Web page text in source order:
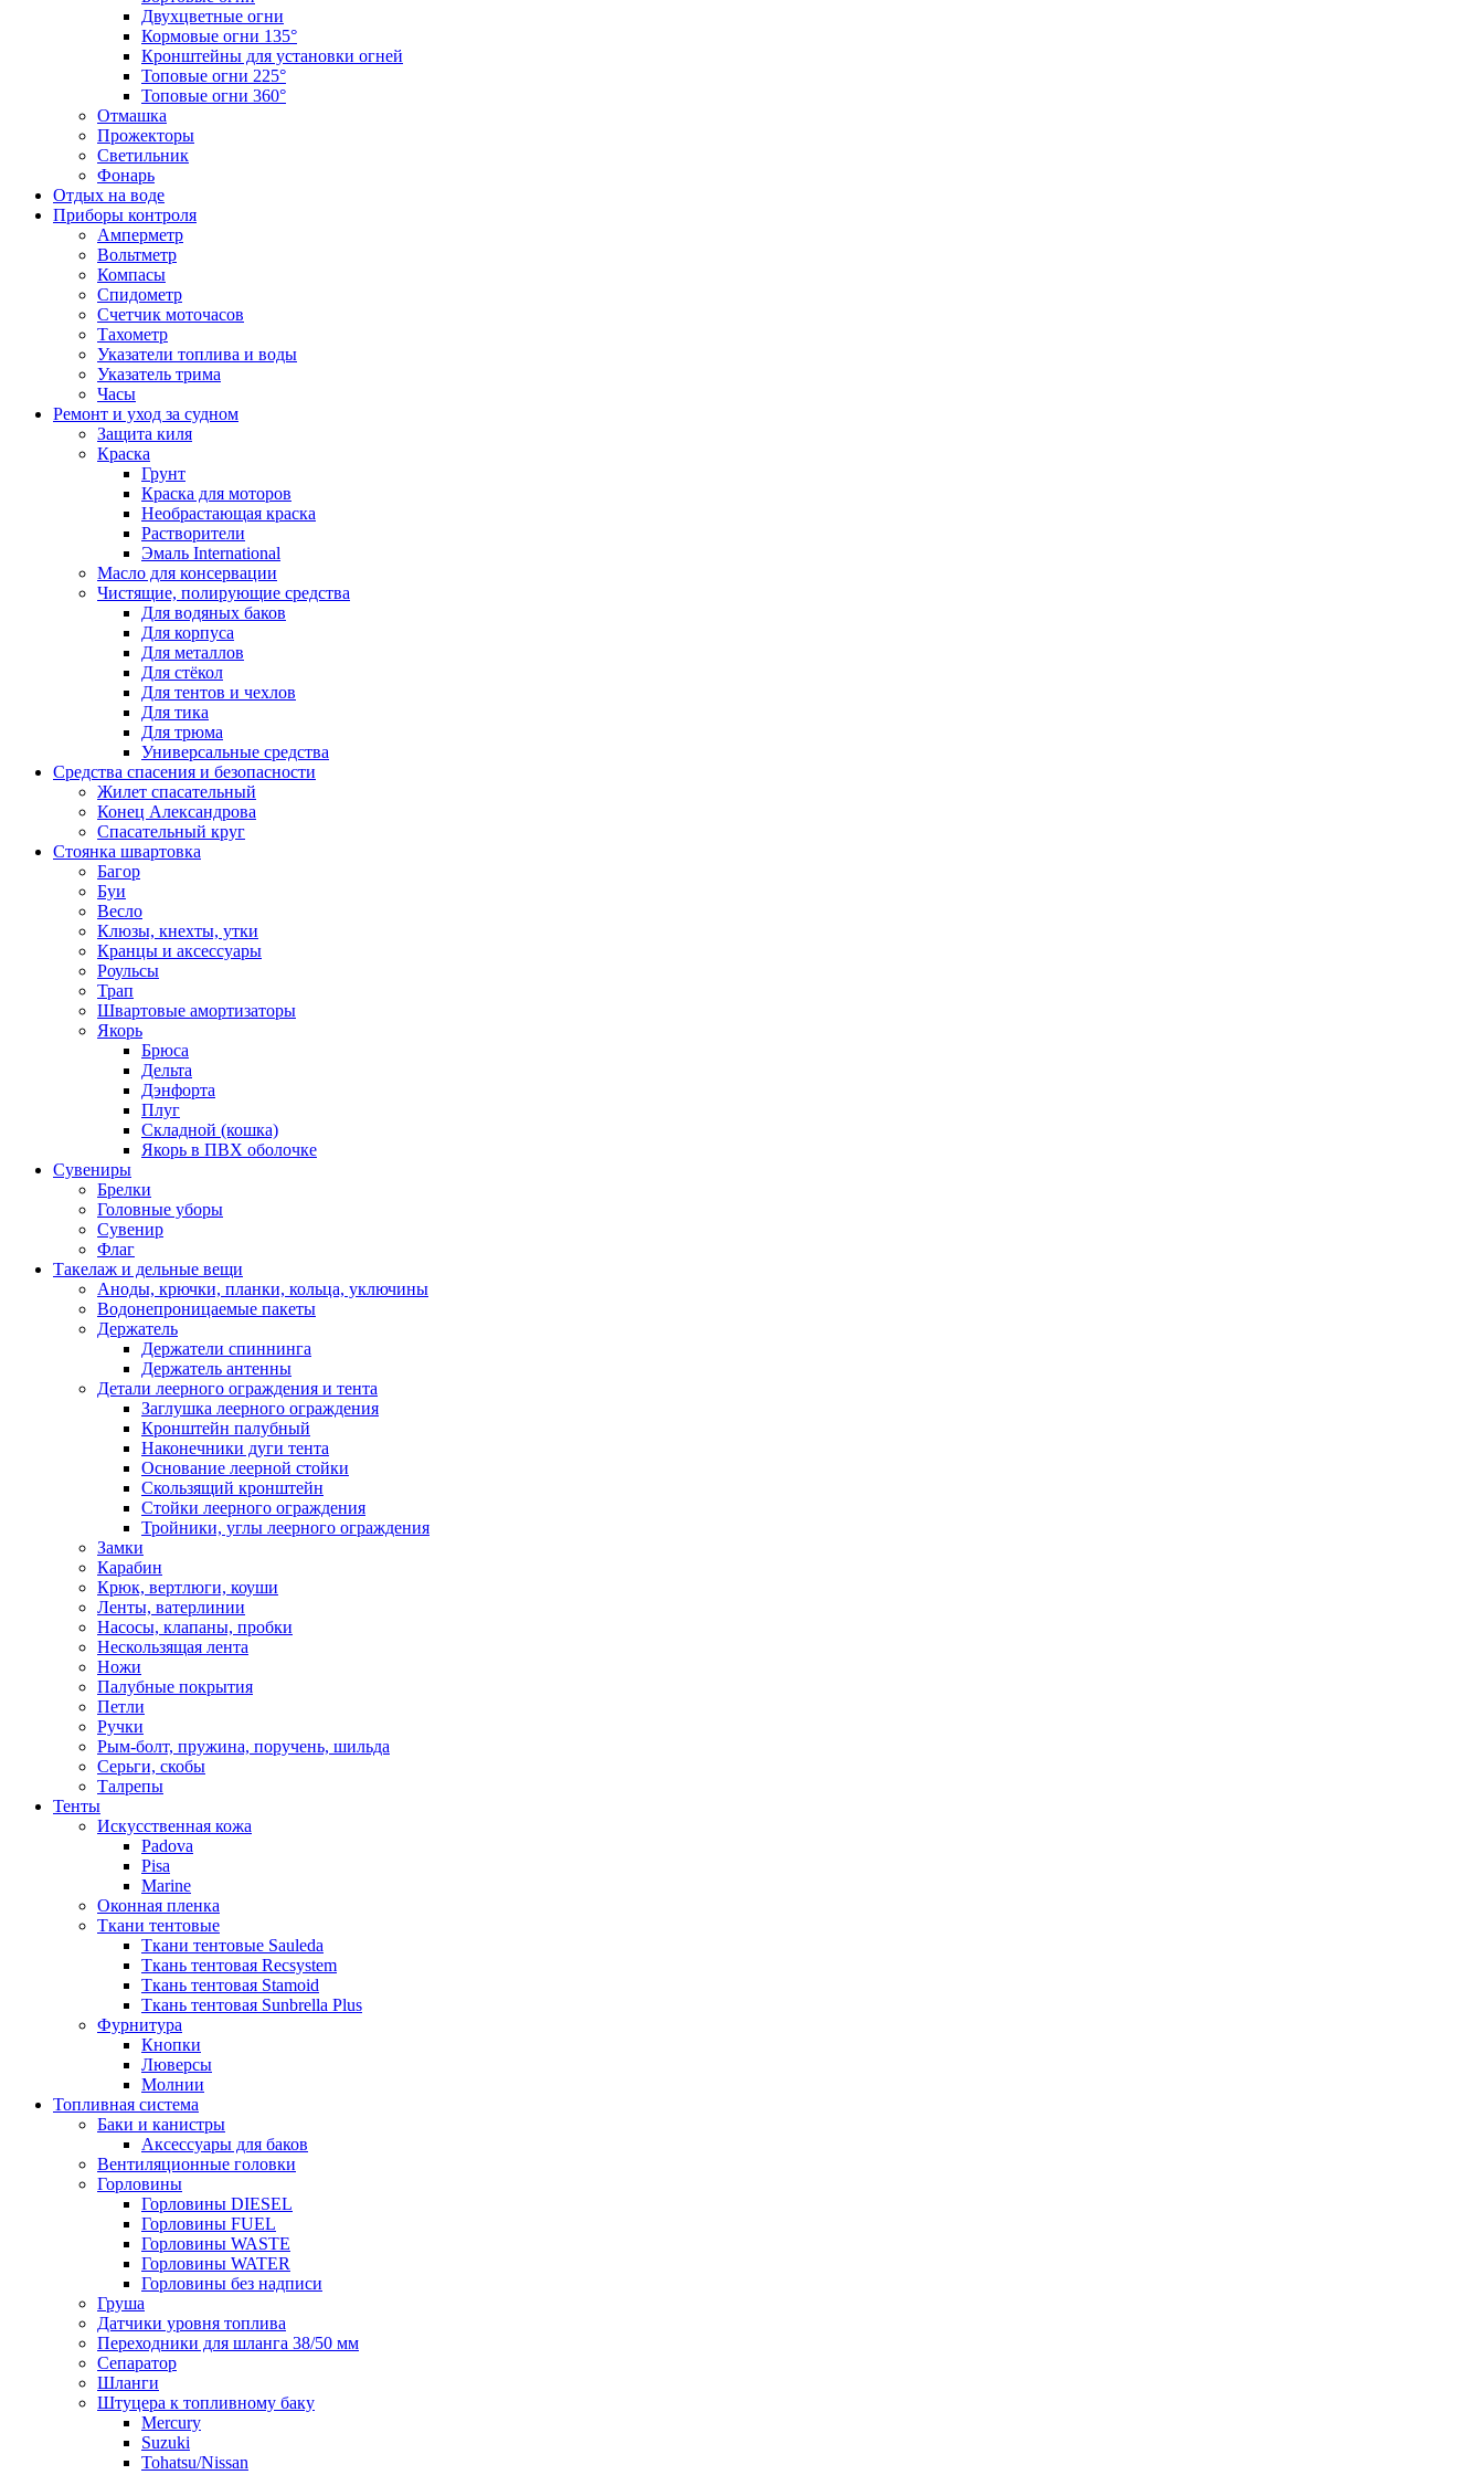
Двухцветные огни
Кормовые огни 135°
Кронштейны для установки огней
Топовые огни 225°
Топовые огни 360°
Отмашка
Прожекторы
Светильник
Фонарь
Отдых на воде
Приборы контроля
Амперметр
Вольтметр
Компасы
Спидометр
Счетчик моточасов
Тахометр
Указатели топлива и воды
Указатель трима
Часы
Ремонт и уход за судном
Защита киля
Краска
Грунт
Краска для моторов
Необрастающая краска
Растворители
Эмаль International
Масло для консервации
Чистящие, полирующие средства
Для водяных баков
Для корпуса
Для металлов
Для стёкол
Для тентов и чехлов
Для тика
Для трюма
Универсальные средства
Средства спасения и безопасности
Жилет спасательный
Конец Александрова
Спасательный круг
Стоянка швартовка
Багор
Буи
Весло
Клюзы, кнехты, утки
Кранцы и аксессуары
Роульсы
Трап
Швартовые амортизаторы
Якорь
Брюса
Дельта
Дэнфорта
Плуг
Складной (кошка)
Якорь в ПВХ оболочке
Сувениры
Брелки
Головные уборы
Сувенир
Флаг
Такелаж и дельные вещи
Аноды, крючки, планки, кольца, уключины
Водонепроницаемые пакеты
Держатель
Держатели спиннинга
Держатель антенны
Детали леерного ограждения и тента
Заглушка леерного ограждения
Кронштейн палубный
Наконечники дуги тента
Основание леерной стойки
Скользящий кронштейн
Стойки леерного ограждения
Тройники, углы леерного ограждения
Замки
Карабин
Крюк, вертлюги, коуши
Ленты, ватерлинии
Насосы, клапаны, пробки
Нескользящая лента
Ножи
Палубные покрытия
Петли
Ручки
Рым-болт, пружина, поручень, шильда
Серьги, скобы
Талрепы
Тенты
Искусственная кожа
Padova
Pisa
Marine
Оконная пленка
Ткани тентовые
Ткани тентовые Sauleda
Ткань тентовая Recsystem
Ткань тентовая Stamoid
Ткань тентовая Sunbrella Plus
Фурнитура
Кнопки
Люверсы
Молнии
Топливная система
Баки и канистры
Аксессуары для баков
Вентиляционные головки
Горловины
Горловины DIESEL
Горловины FUEL
Горловины WASTE
Горловины WATER
Горловины без надписи
Груша
Датчики уровня топлива
Переходники для шланга 38/50 мм
Сепаратор
Шланги
Штуцера к топливному баку
Mercury
Suzuki
Tohatsu/Nissan